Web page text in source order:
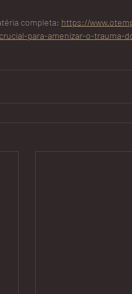
completa: https://
para-amenizar-o-trauma-